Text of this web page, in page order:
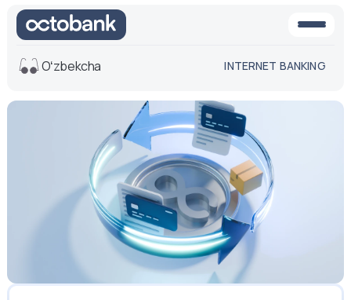
Oq-qora
versiya
Matn o'lchami
Aa
Aa +
Oʻzbekcha INTERNET BANKING